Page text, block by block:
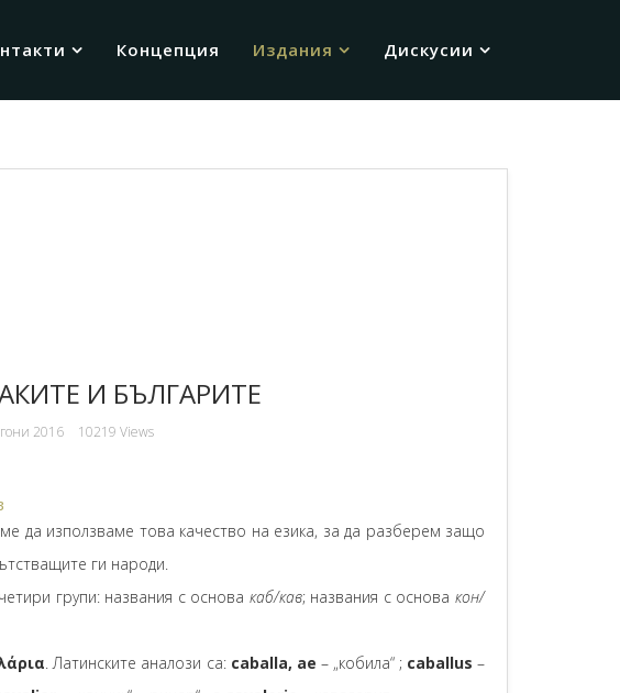
Концепция Издания Дискусии
И БЪЛГАРИТЕ
2016 10219 Views
да използваме това качество на езика, за да разберем защо
ги народи.
групи: названия с основа каб/кав; названия с основакон/
. Латинските аналози са: caballa, ae – „кобила“ ; caballus –